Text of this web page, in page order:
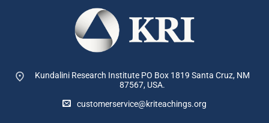
Kundalini Research Institute PO Box 1819 Santa Cruz, NM
87567, USA.
customerservice@kriteachings.org